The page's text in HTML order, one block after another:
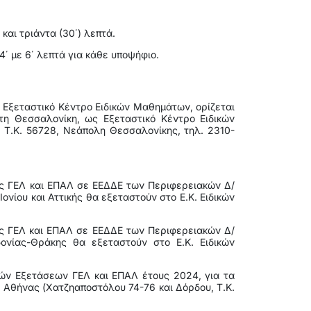
τριάντα (30΄) λεπτά.
με 6΄ λεπτά για κάθε υποψήφιο.
Κέντρο Ειδικών Μαθημάτων, ορίζεται
ως Εξεταστικό Κέντρο Ειδικών
Τ.Κ. 56728, Νεάπολη Θεσσαλονίκης, τηλ. 2310-
ΓΕΛ και ΕΠΑΛ σε ΕΕΔΔΕ των Περιφερειακών Δ/
και Αττικής θα εξεταστούν στο Ε.Κ. Ειδικών
ΓΕΛ και ΕΠΑΛ σε ΕΕΔΔΕ των Περιφερειακών Δ/
Θράκης θα εξεταστούν στο Ε.Κ. Ειδικών
Εξετάσεων ΓΕΛ και ΕΠΑΛ έτους 2024, για τα
(Χατζηαποστόλου 74-76 και Δόρδου, Τ.Κ.